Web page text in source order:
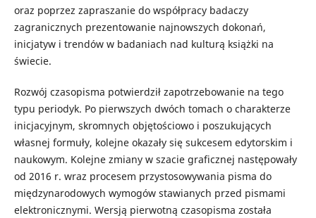
oraz poprzez zapraszanie do współpracy badaczy
zagranicznych prezentowanie najnowszych dokonań,
inicjatyw i trendów w badaniach nad kulturą książki na
świecie.
Rozwój czasopisma potwierdził zapotrzebowanie na tego
typu periodyk. Po pierwszych dwóch tomach o charakterze
inicjacyjnym, skromnych objętościowo i poszukujących
własnej formuły, kolejne okazały się sukcesem edytorskim i
naukowym. Kolejne zmiany w szacie graficznej następowały
od 2016 r. wraz procesem przystosowywania pisma do
międzynarodowych wymogów stawianych przed pismami
elektronicznymi. Wersją pierwotną czasopisma została